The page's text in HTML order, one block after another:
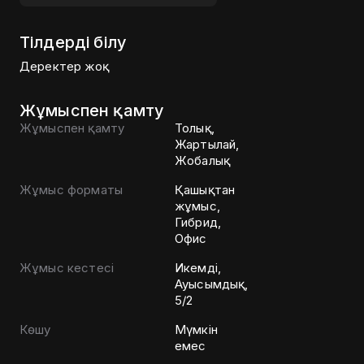
Тілдерді білу
Деректер жоқ
Жұмыспен қамту
Жұмыспен қамту
Толық,
Жартылай,
Жобалық
Жұмыс форматы
Қашықтан
жұмыс,
Гибрид,
Офис
Жұмыс кестесі
Икемді,
Ауысымдық,
5/2
Көшу
Мүмкін
емес